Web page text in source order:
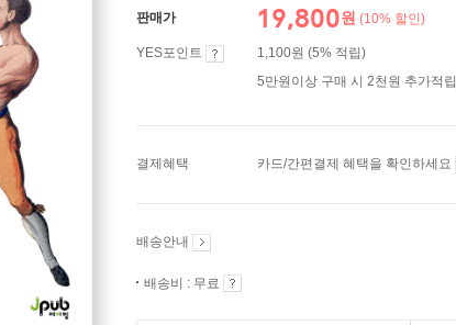
판매가 19,800원 (10% 할인)
YES포인트
1,100원 (5% 적립)
5만원이상 구매 시 2천원 추가적립
결제혜택 카드/간편결제 혜택을 확인하세요
배송안내
배송비 : 무료